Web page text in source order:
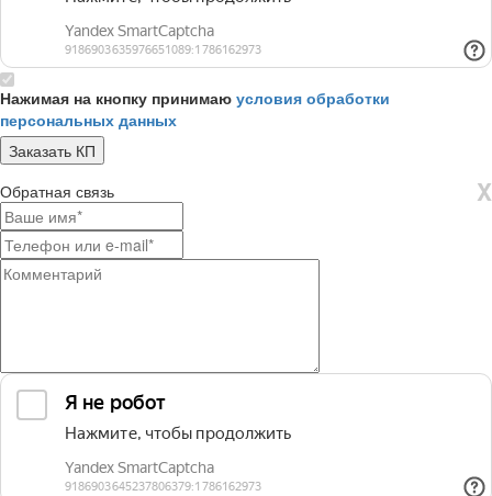
Нажимая на кнопку принимаю условия обработки
персональных данных
X
Обратная связь